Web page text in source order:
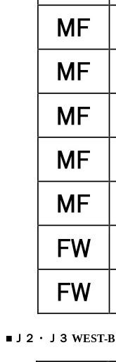
■Ｊ２・Ｊ３ WEST-B